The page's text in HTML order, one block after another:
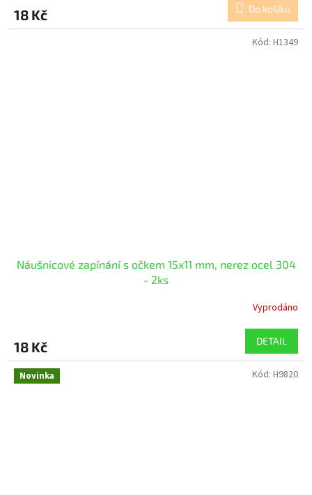
18 Kč Do košíku
Náušnicové zapínání s očkem 15x11 mm, nerez ocel 304
- 2ks
Vyprodáno
18 Kč DETAIL
Kód: H1349
Novinka Kód: H9820